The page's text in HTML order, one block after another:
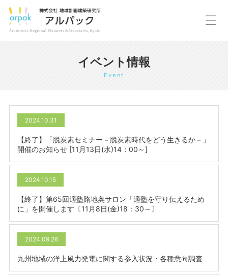
イベント情報
Event
2024.10.31
【終了】「脱炭素セミナー－脱炭素時代をどう生きるか－」
開催のお知らせ [11月13日(水)14：00～]
2024.10.15
【終了】第65回適塾路地奥サロン「適塾を守り伝えるため
に」を開催します〔11月8日(金)18：30～〕
2024.09.26
九州地域の洋上風力発電に関する参入状況・各種意向調査